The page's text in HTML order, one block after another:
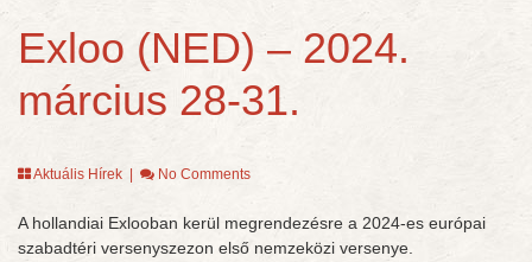
Exloo (NED) – 2024.
március 28-31.
Aktuális Hírek No Comments
A hollandiai Exlooban kerül megrendezésre a 2024-es európai
szabadtéri versenyszezon első nemzeközi versenye.